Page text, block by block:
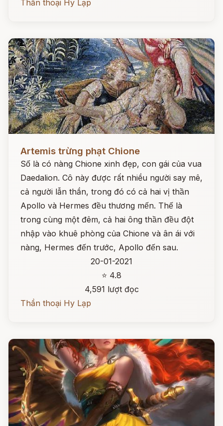
Thần thoại Hy Lạp
Artemis trừng phạt Chione
Số là có nàng Chione xinh đẹp, con gái của vua
Daedalion. Cô này được rất nhiều người say mê,
cả người lẫn thần, trong đó có cả hai vị thần
Apollo và Hermes đều thương mến. Thế là
trong cùng một đêm, cả hai ông thần đều đột
nhập vào khuê phòng của Chione và ân ái với
nàng, Hermes đến trước, Apollo đến sau.
20-01-2021
⭐ 4.8
4,591 lượt đọc
Thần thoại Hy Lạp